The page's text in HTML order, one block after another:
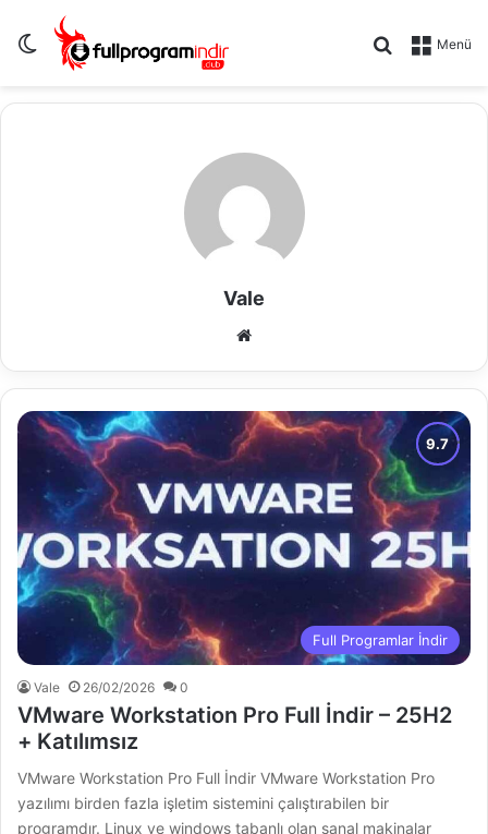
Dış görünümü değiştir Menü
Arama yap
Vale
sit
esi
Full Programlar İndir
Vale 26/02/2026 0
VMware Workstation Pro Full İndir – 25H2
+ Katılımsız
VMware Workstation Pro Full İndir VMware Workstation Pro
yazılımı birden fazla işletim sistemini çalıştırabilen bir
programdır. Linux ve windows tabanlı olan sanal makinalar